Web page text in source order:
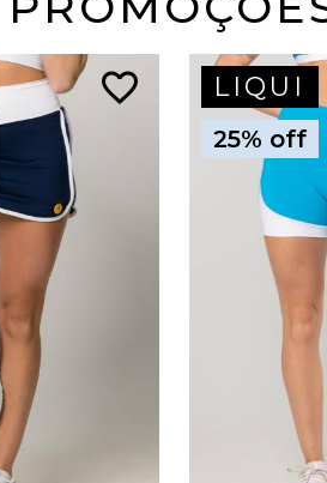
favorite_border LIQUI
25% off